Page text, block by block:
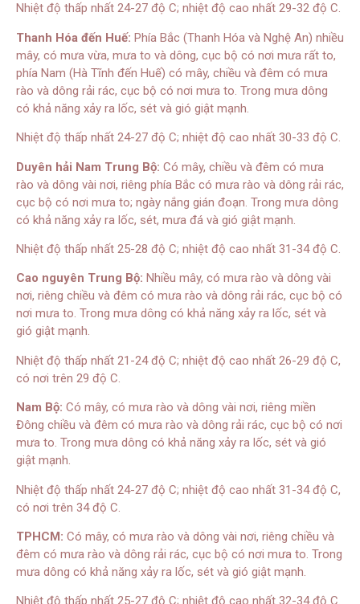
Nhiệt độ thấp nhất 24-27 độ C; nhiệt độ cao nhất 29-32 độ C.
Thanh Hóa đến Huế: Phía Bắc (Thanh Hóa và Nghệ An) nhiều
mây, có mưa vừa, mưa to và dông, cục bộ có nơi mưa rất to,
phía Nam (Hà Tĩnh đến Huế) có mây, chiều và đêm có mưa
rào và dông rải rác, cục bộ có nơi mưa to. Trong mưa dông
có khả năng xảy ra lốc, sét và gió giật mạnh.
Nhiệt độ thấp nhất 24-27 độ C; nhiệt độ cao nhất 30-33 độ C.
Duyên hải Nam Trung Bộ: Có mây, chiều và đêm có mưa
rào và dông vài nơi, riêng phía Bắc có mưa rào và dông rải rác,
cục bộ có nơi mưa to; ngày nắng gián đoạn. Trong mưa dông
có khả năng xảy ra lốc, sét, mưa đá và gió giật mạnh.
Nhiệt độ thấp nhất 25-28 độ C; nhiệt độ cao nhất 31-34 độ C.
Cao nguyên Trung Bộ: Nhiều mây, có mưa rào và dông vài
nơi, riêng chiều và đêm có mưa rào và dông rải rác, cục bộ có
nơi mưa to. Trong mưa dông có khả năng xảy ra lốc, sét và
gió giật mạnh.
Nhiệt độ thấp nhất 21-24 độ C; nhiệt độ cao nhất 26-29 độ C,
có nơi trên 29 độ C.
Nam Bộ: Có mây, có mưa rào và dông vài nơi, riêng miền
Đông chiều và đêm có mưa rào và dông rải rác, cục bộ có nơi
mưa to. Trong mưa dông có khả năng xảy ra lốc, sét và gió
giật mạnh.
Nhiệt độ thấp nhất 24-27 độ C; nhiệt độ cao nhất 31-34 độ C,
có nơi trên 34 độ C.
TPHCM: Có mây, có mưa rào và dông vài nơi, riêng chiều và
đêm có mưa rào và dông rải rác, cục bộ có nơi mưa to. Trong
mưa dông có khả năng xảy ra lốc, sét và gió giật mạnh.
Nhiệt độ thấp nhất 25-27 độ C; nhiệt độ cao nhất 32-34 độ C.